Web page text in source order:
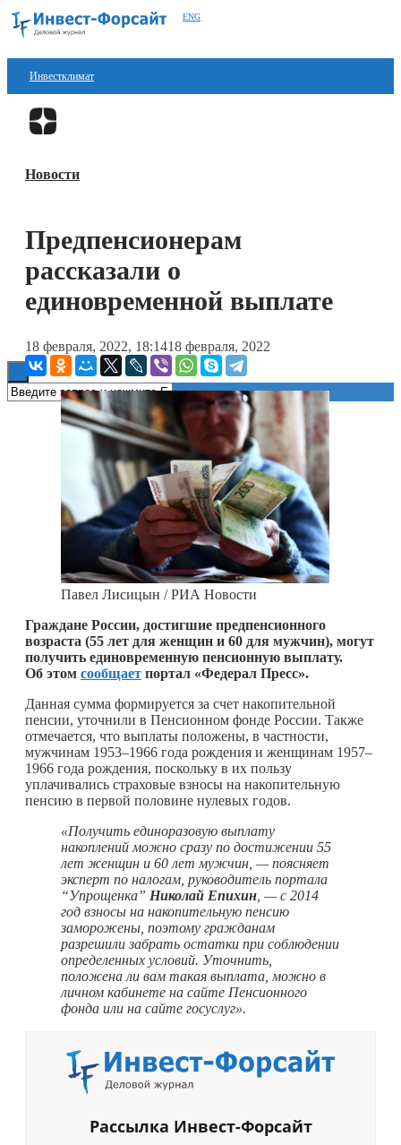
ENG
Инвестклимат
Финансы
Блокчейн
Технологии
Новости
Предпенсионерам
рассказали о
единовременной выплате
18 февраля, 2022, 18:1418 февраля, 2022
Павел Лисицын / РИА Новости
Граждане России, достигшие предпенсионного
возраста (55 лет для женщин и 60 для мужчин), могут
получить единовременную пенсионную выплату.
Об этом сообщает портал «Федерал Пресс».
Данная сумма формируется за счет накопительной
пенсии, уточнили в Пенсионном фонде России. Также
отмечается, что выплаты положены, в частности,
мужчинам 1953–1966 года рождения и женщинам 1957–
1966 года рождения, поскольку в их пользу
уплачивались страховые взносы на накопительную
пенсию в первой половине нулевых годов.
«Получить единоразовую выплату
накоплений можно сразу по достижении 55
лет женщин и 60 лет мужчин, — поясняет
эксперт по налогам, руководитель портала
“Упрощенка” Николай Епихин , — с 2014
год взносы на накопительную пенсию
заморожены, поэтому гражданам
разрешили забрать остатки при соблюдении
определенных условий. Уточнить,
положена ли вам такая выплата, можно в
личном кабинете на сайте Пенсионного
фонда или на сайте госуслуг».
Рассылка Инвест-Форсайт